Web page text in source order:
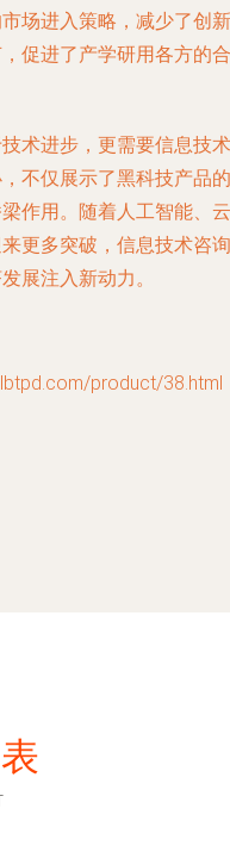
场进入策略，减少了创新
促进了产学研用各方的合
术进步，更需要信息技术
不仅展示了黑科技产品的
作用。随着人工智能、云
更多突破，信息技术咨询
展注入新动力。
product/38.html